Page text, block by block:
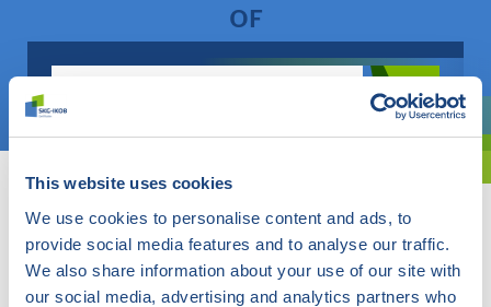
This website uses cookies
We use cookies to personalise content and ads, to
provide social media features and to analyse our traffic.
We also share information about your use of our site with
our social media, advertising and analytics partners who
OF
Bent u oriënterend? Gebruik dan onze filter.